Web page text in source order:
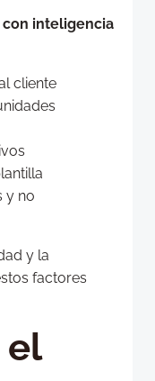
inteligencia
cliente
y no
y la
factores
el